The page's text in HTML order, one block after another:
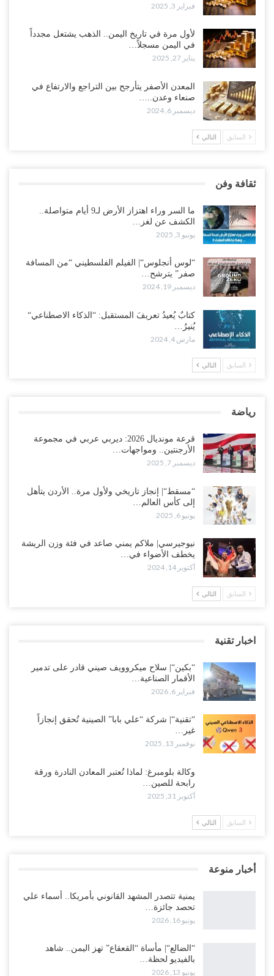
فبراير 3, 2025
لأول مرة في تاريخ اليمن.. الذهب يشتعل مجدداً
في اليمن مسجلاً…
يناير 27, 2025
المعدن الأصفر يتأرجح بين التراجع والارتفاع في
صنعاء وعدن..…
ديسمبر 6, 2024
السابق التالي
ثقافة وفن
ما السر وراء اهتزاز الأرض لـ9 أيام متواصلة..
الكشف عن لغز…
يونيو 3, 2025
“لوس أنجلوس“| الفيلم الفلسطيني “من المسافة
صفر” يترشح…
ديسمبر 19, 2024
كتابٌ يُعيدُ تعريفَ المستقبل: “الذكاء الاصطناعي“
يُنيرُ…
مارس 4, 2024
السابق التالي
رياضة
قرعة مونديال 2026: ديربي عربي في مجموعة
الأرجنتين.. ومواجهات…
ديسمبر 7, 2025
“مسقط“| إنجاز تاريخي ولأول مرة.. الأردن يتأهل
إلى كأس العالم…
يونيو 6, 2025
نيوجيرسي| ملاكم يمني صاعد في فئة وزن الريشة
يخطف الأضواء في…
أكتوبر 14, 2024
السابق التالي
اخبار تقنية
“بكين“| سلاح ميكروويف صيني قادر على تدمير
الأقمار الصناعية…
فبراير 6, 2026
“تقنية“| شركة “علي بابا” الصينية تُحقق إنجازاً
غير…
نوفمبر 13, 2025
وكالة بلومبرغ: لماذا تُعتبر المعادن النادرة ورقة
رابحة للصين…
أكتوبر 31, 2025
السابق التالي
أخبار منوعة
يمنية تتصدر المشهد القانوني بأمريكا.. أسماء علي
تحصد جائزة…
يونيو 16, 2026
“الضالع“| مأساة “القعقاع” تهز اليمن.. شاهد
بالفيديو لحظة…
يونيو 13, 2026